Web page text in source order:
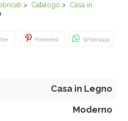
> Catalogo > Casa in
Pinterest Whatsapp
Casa in Legno
Moderno